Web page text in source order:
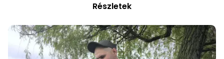
Részletek